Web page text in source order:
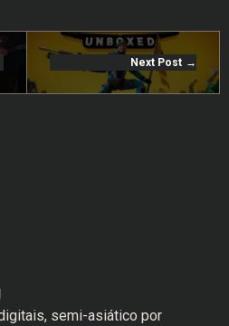
Next Post
semi-asiático por